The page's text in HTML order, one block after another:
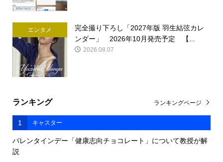
エンタメ
完全撮り下ろし「2027年版 羽生結弦カレ
ンダー」 2026年10月発売予定 【...
2026.08.07
ランキング
1 キャスター
バレンタインデー「健康志向チョコレート」について教授が解
説
ランキングページ